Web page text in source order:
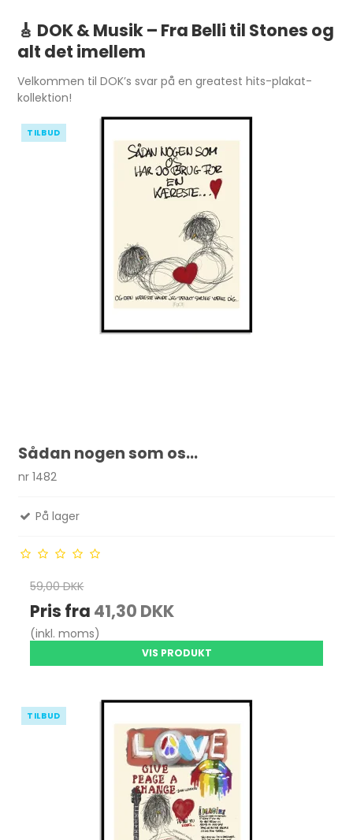
🎸 DOK & Musik – Fra Belli til Stones og
alt det imellem
Velkommen til DOK’s svar på en greatest hits-plakat-
kollektion!
TILBUD
Sådan nogen som os...
nr 1482
På lager
59,00 DKK
Pris fra 41,30 DKK
(inkl. moms)
VIS PRODUKT
TILBUD